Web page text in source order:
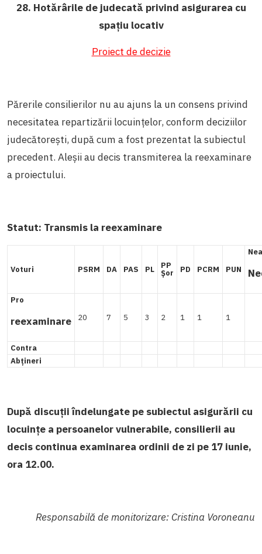
28. Hotărârile de judecată privind asigurarea cu
spațiu locativ
Proiect de decizie
Părerile consilierilor nu au ajuns la un consens privind
necesitatea repartizării locuințelor, conform deciziilor
judecătorești, după cum a fost prezentat la subiectul
precedent. Aleșii au decis transmiterea la reexaminare
a proiectului.
Statut: Transmis la reexaminare
Voturi PSRM DA PAS PL PP
Șor PD PCRM PUN
Pro
reexaminare 20 7 5 3 2 1 1 1
Contra
Abțineri
După discuții îndelungate pe subiectul asigurării cu
locuințe a persoanelor vulnerabile, consilierii au
decis continua examinarea ordinii de zi pe 17 iunie,
ora 12.00.
Responsabilă de monitorizare: Cristina Voroneanu